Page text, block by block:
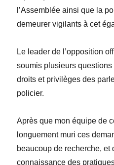
l’Assemblée ainsi que la
demeurer vigilants à cet
Le leader de l’opposition
soumis plusieurs
droits et privilèges des
policier.
Après que mon équipe de
longuement muri ces
beaucoup de recherche, et
connaissance des